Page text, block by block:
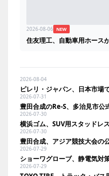
2026-08-06 NEW
住友理工、自動車用ホース
2026-08-04
2026-07-31
2026-07-30
2026-07-30
豊田合成、アジア競技大会の
2026-07-29
2026-07-29